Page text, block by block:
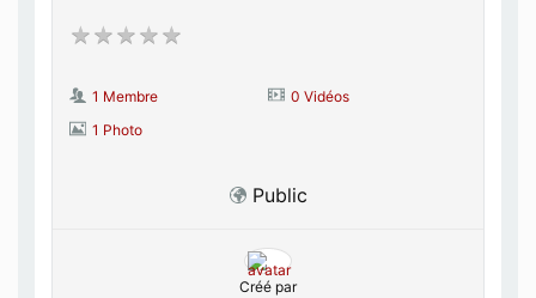
1 Membre
0 Vidéos
1 Photo
Public
Créé par